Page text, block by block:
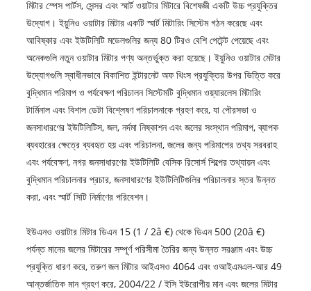
মিটার স্পেস পার্টস, সেন্সর এবং স্মার্ট ওয়াটার মিটারে বিশেষজ্ঞী একটি উচ্চ প্রযুক্তির
উদ্যোগ। ইয়ুনিও ওয়াটার মিটার একটি স্মার্ট মিটারিং সিস্টেম গঠন করেছে এবং
আবিষ্কার এবং ইউটিলিটি মডেলগুলির জন্য 80 টিরও বেশি পেটেন্ট পেয়েছে এবং
অনেকগুলি নতুন ওয়াটার মিটার পণ্য অন্তর্ভুক্ত করা হয়েছে। ইয়ুনিও ওয়াটার মেটার
উদ্যোগগুলি স্বাধীনভাবে বিকাশিত ইন্টারনেট অফ থিংস প্রযুক্তির উপর ভিত্তি করে
বুদ্ধিমান পরিমাপ ও পর্যবেক্ষণ পরিচালন সিস্টেমটি বুদ্ধিমান ওয়্যারলেস মিটারিং
টার্মিনাল এবং বিশাল ডেটা বিশ্লেষণ পরিচালনাকে গ্রহণ করে, যা পৌরসভা ও
জনসাধারণের ইউটিলিটিস, জল, নর্দমা নিষ্কাশন এবং জলের সংস্থান পরিমাপ, ব্যাপক
ব্যবহারের ক্ষেত্রে ব্যবহৃত হয় এবং পরিচালনা, জলের জন্য পরিমাপের তথ্য সরবরাহ
এবং পর্যবেক্ষণ, নগর জনসাধারণের ইউটিলিটি বেসিক রিসোর্স শিল্পের তথ্যায়ন এবং
বুদ্ধিমান পরিচালনার প্রচার, জনসাধারণের ইউটিলিটিগুলির পরিচালনার স্তর উন্নত
করা, এবং স্মার্ট সিটি নির্মাণের পরিবেশন।
ইউএনও ওয়াটার মিটার ডিএন 15 (1 / 2â €) থেকে ডিএন 500 (20â €)
পর্যন্ত মানের জলের মিটারের সম্পূর্ণ পরিসীমা তৈরির জন্য উন্নত সরঞ্জাম এবং উচ্চ
প্রযুক্তি ধারণ করে, তরুণ জল মিটার আইএসও 4064 এবং ওআইএমএল-আর 49
আন্তর্জাতিক মান গ্রহণ করে, 2004/22 / ইসি ইউরোপীয় মান এবং জলের মিটার